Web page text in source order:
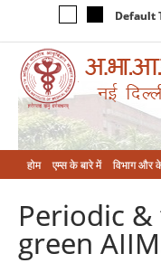
Default
होम एम्‍स के बारे में विभाग और
Periodic
green